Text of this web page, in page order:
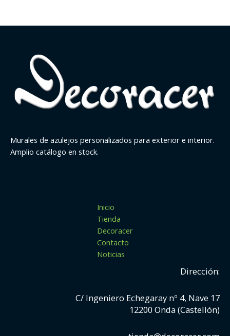
Murales de azulejos personalizados para exterior e interior.
Amplio catálogo en stock.
Inicio
Tienda
Decoracer
Contacto
Noticias
Dirección:
C/ Ingeniero Echegaray nº 4, Nave 17
12200 Onda (Castellón)